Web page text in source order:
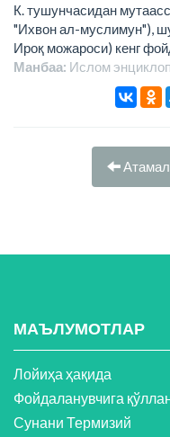
К. тушунчасидан
"Ихвон ал-муслимун"),
Ироқ можароси) кенг
Манбаа: Ислом
МАЪЛУМОТЛАР
Лойиҳа ҳақида
Фойдаланувчига
Сунани Термизий